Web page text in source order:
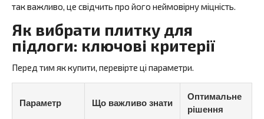
так важливо, це свідчить про його неймовірну міцність.
Як вибрати плитку для
підлоги: ключові критерії
Перед тим як купити, перевірте ці параметри.
Параметр Що важливо знати
Оптимальне
рішення